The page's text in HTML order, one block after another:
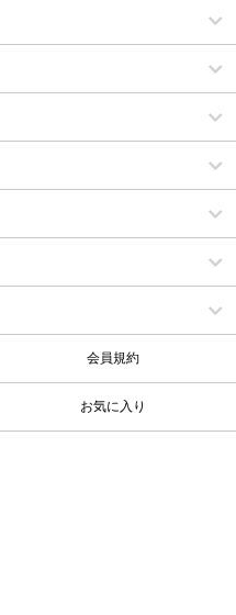
会員規約
お気に入り